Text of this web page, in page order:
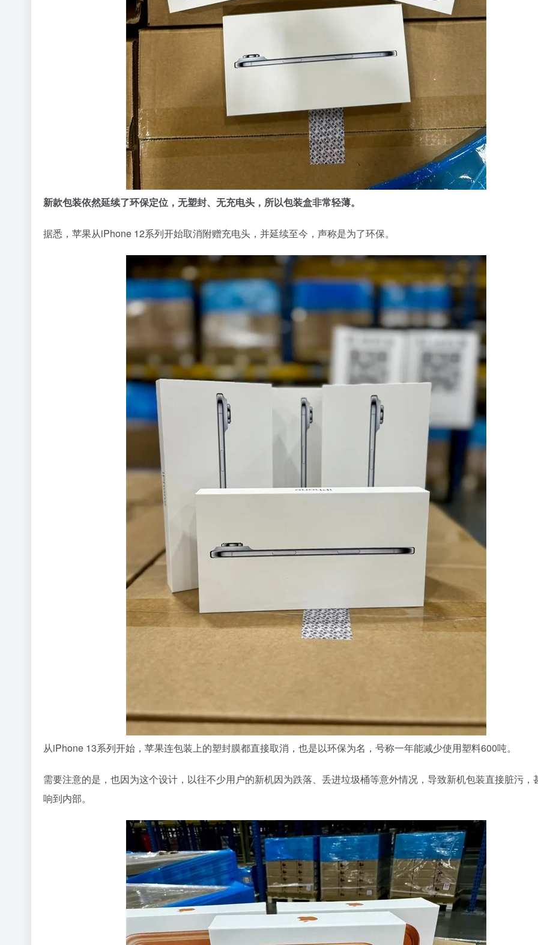
新款包装依然延续了环保定位，无塑封、无充电头，所以包装盒非常轻薄。
据悉，苹果从iPhone 12系列开始取消附赠充电头，并延续至今，声称是为了环保。
从iPhone 13系列开始，苹果连包装上的塑封膜都直接取消，也是以环保为名，号称一年能减少使用塑料600吨。
需要注意的是，也因为这个设计，以往不少用户的新机因为跌落、丢进垃圾桶等意外情况，导致新机包装直接脏污，
响到内部。